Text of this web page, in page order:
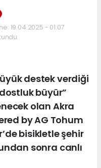
19.04.2025 - 01:07
destek verdiği
büyür”
olan Akra
by AG Tohum
bisikletle şehir
sonra canlı